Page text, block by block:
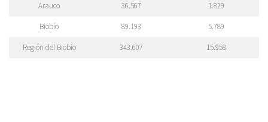
Arauco 36.567 1.829
Biobío 89.193 5.789
Región del Biobío 343.607 15.958